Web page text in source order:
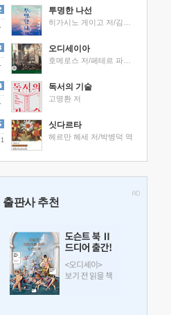
투명한 나선
오디세이아
독서의 기술
고명환 저
1
싯다르타
헤르만 헤세 저/박병덕 역
출판사 추천